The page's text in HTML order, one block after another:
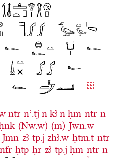
nṯr-nʾ.tj n kꜣ n ḥm-nṯr-n-
(Nw.w)-(m)-Jwn.w-
zꜣ-tp.j zẖꜣ.w-ḫtm.t-nṯr-
ḥtp-ḥr-zꜣ-tp.j ḥm-nṯr-n-